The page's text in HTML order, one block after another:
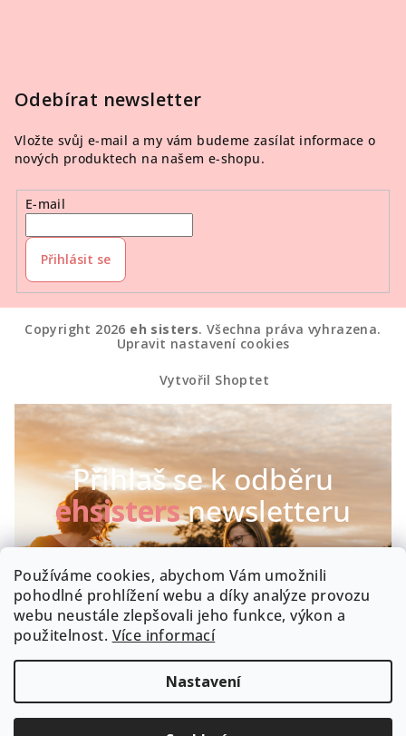
Používáme cookies, abychom Vám umožnili
pohodlné prohlížení webu a díky analýze provozu
webu neustále zlepšovali jeho funkce, výkon a
použitelnost. Více informací
Nastavení
Odebírat newsletter
Vložte svůj e-mail a my vám budeme zasílat informace o
nových produktech na našem e-shopu.
E-mail
Přihlásit se
Copyright 2026 eh sisters. Všechna práva vyhrazena.
Upravit nastavení cookies
Vytvořil Shoptet
Přihlaš se k odběru
ehsistersnewsletteru
Chceš být první, kdo se dozví o našich novinkách a
speciálních akcích? Máme radost :-)
Byla by škoda, kdyby zrovna Tobě něco uniklo!